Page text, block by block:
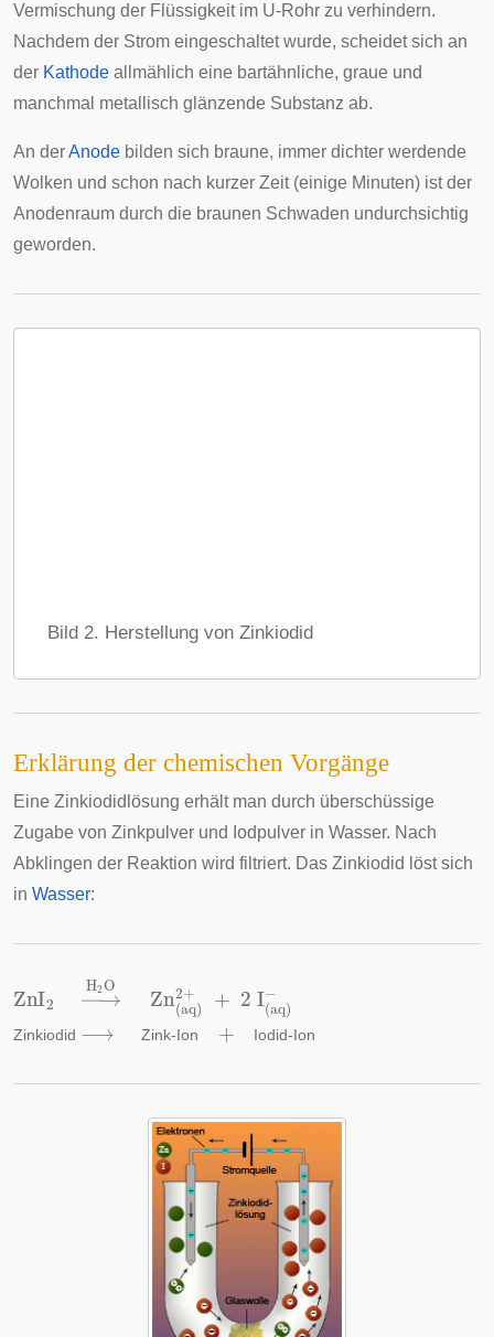
Vermischung der Flüssigkeit im U-Rohr zu verhindern.
Nachdem der Strom eingeschaltet wurde, scheidet sich an
der Kathode allmählich eine bartähnliche, graue und
manchmal metallisch glänzende Substanz ab.
An derAnode bilden sich braune, immer dichter werdende
Wolken und schon nach kurzer Zeit (einige Minuten) ist der
Anodenraum durch die braunen Schwaden undurchsichtig
geworden.
Bild 2. Herstellung von Zinkiodid
Erklärung der chemischen Vorgänge
Eine Zinkiodidlösung erhält man durch überschüssige
Zugabe von Zinkpulver und Iodpulver in Wasser. Nach
Abklingen der Reaktion wird filtriert. Das Zinkiodid löst sich
in Wasser:
ZnI2 H2O (aq)2 2 I( aq
−
Zinkiodid Zink-Ion Iodid-Ion